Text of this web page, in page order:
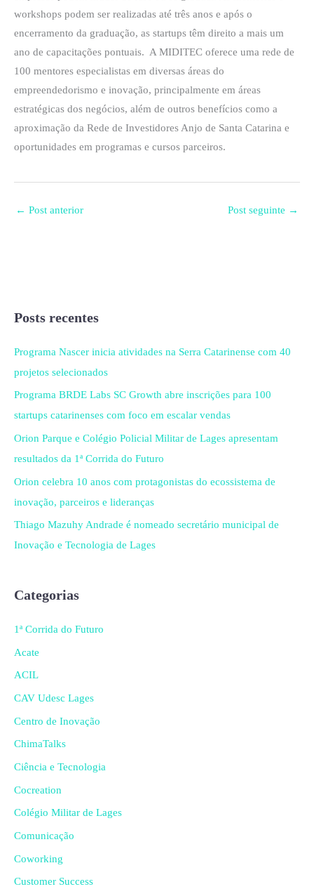
workshops podem ser realizadas até três anos e após o
encerramento da graduação, as startups têm direito a mais um
ano de capacitações pontuais. A MIDITEC oferece uma rede de
100 mentores especialistas em diversas áreas do
empreendedorismo e inovação, principalmente em áreas
estratégicas dos negócios, além de outros benefícios como a
aproximação da Rede de Investidores Anjo de Santa Catarina e
oportunidades em programas e cursos parceiros.
← Post anterior Post seguinte →
Posts recentes
Programa Nascer inicia atividades na Serra Catarinense com 40
projetos selecionados
Programa BRDE Labs SC Growth abre inscrições para 100
startups catarinenses com foco em escalar vendas
Orion Parque e Colégio Policial Militar de Lages apresentam
resultados da 1ª Corrida do Futuro
Orion celebra 10 anos com protagonistas do ecossistema de
inovação, parceiros e lideranças
Thiago Mazuhy Andrade é nomeado secretário municipal de
Inovação e Tecnologia de Lages
Categorias
1ª Corrida do Futuro
Acate
ACIL
CAV Udesc Lages
Centro de Inovação
ChimaTalks
Ciência e Tecnologia
Cocreation
Colégio Militar de Lages
Comunicação
Coworking
Customer Success